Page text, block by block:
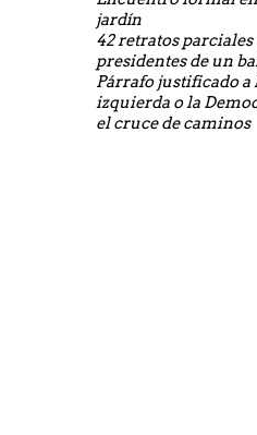
jardín
42 retratos parciales
presidentes de un
Párrafo justificado a
izquierda o la
el cruce de caminos